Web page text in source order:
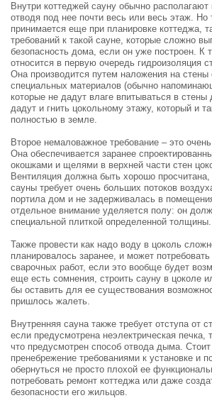
Внутри коттеджей сауну обычно
отводя под нее почти весь или весь этаж. Но
принимается еще при планировке коттеджа,
требований к такой сауне, которые сложно
безопасность дома, если он уже построен. К
относится в первую очередь гидроизоляция
Она производится путем наложения на
специальных материалов (обычно
которые не дадут влаге впитываться в стены
дадут и гнить цокольному этажу, который и
полностью в земле.
Второе немаловажное требование – это
Она обеспечивается заранее
окошками и щелями в верхней части стен
Вентиляция должна быть хорошо просчитана,
сауны требует очень больших потоков
портила дом и не задерживалась в
отдельное внимание уделяется полу: он
специальной плиткой определенной толщины.
Также провести как надо воду в цоколь
планировалось заранее, и может
сварочных работ, если это вообще будет
еще есть сомнения, строить сауну в цоколе
бы оставить для ее существования
пришлось жалеть.
Внутренняя сауна также требует отступа от
если предусмотрена неэлектрическая печка,
что предусмотрен способ отвода дыма.
пренебрежение требованиями к установке и
обернуться не просто плохой ее
потребовать ремонт коттеджа или даже
безопасности его жильцов.